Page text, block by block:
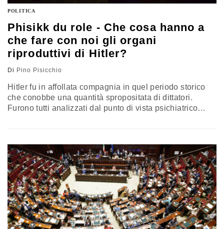
POLITICA
Phisikk du role - Che cosa hanno a
che fare con noi gli organi
riproduttivi di Hitler?
Di Pino Pisicchio
Hitler fu in affollata compagnia in quel periodo storico
che conobbe una quantità spropositata di dittatori.
Furono tutti analizzati dal punto di vista psichiatrico
genetista inglese Turi King, forse qualcosa per tempo
qualche bravo dottore l’avrebbe saputa fare. La rubrica
di Pino Pisicchio